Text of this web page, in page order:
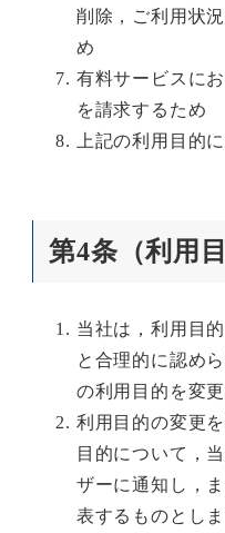
削除，ご利用状
め
有料サービスに
を請求するため
上記の利用目的
第4条（利用
当社は，利用目
と合理的に認め
の利用目的を変
利用目的の変更
目的について，
ザーに通知し，
表するものとしま